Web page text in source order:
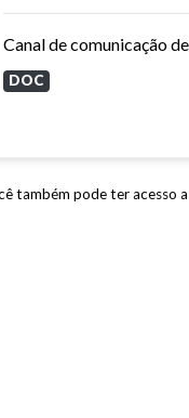
Canal de comunicação
DOC
também pode ter acesso